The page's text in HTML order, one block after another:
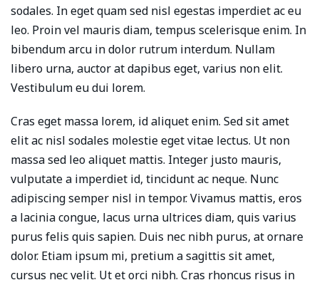
sodales. In eget quam sed nisl egestas imperdiet ac eu
leo. Proin vel mauris diam, tempus scelerisque enim. In
bibendum arcu in dolor rutrum interdum. Nullam
libero urna, auctor at dapibus eget, varius non elit.
Vestibulum eu dui lorem.
Cras eget massa lorem, id aliquet enim. Sed sit amet
elit ac nisl sodales molestie eget vitae lectus. Ut non
massa sed leo aliquet mattis. Integer justo mauris,
vulputate a imperdiet id, tincidunt ac neque. Nunc
adipiscing semper nisl in tempor. Vivamus mattis, eros
a lacinia congue, lacus urna ultrices diam, quis varius
purus felis quis sapien. Duis nec nibh purus, at ornare
dolor. Etiam ipsum mi, pretium a sagittis sit amet,
cursus nec velit. Ut et orci nibh. Cras rhoncus risus in